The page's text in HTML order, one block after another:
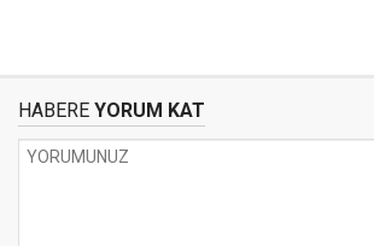
HABERE YORUM KAT